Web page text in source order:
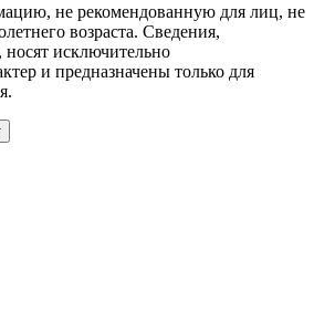
не рекомендованную для лиц, не
возраста. Сведения,
исключительно
и предназначены только для